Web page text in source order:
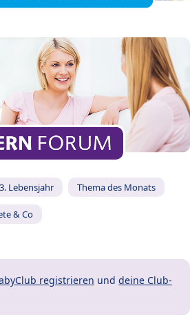
Lebensjahr Thema des Monats
& Co
registrieren und deine Club-